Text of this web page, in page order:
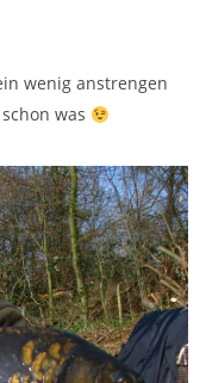
wenig anstrengen
was